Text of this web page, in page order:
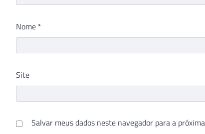
Nome *
Site
Salvar meus dados neste navegador para a